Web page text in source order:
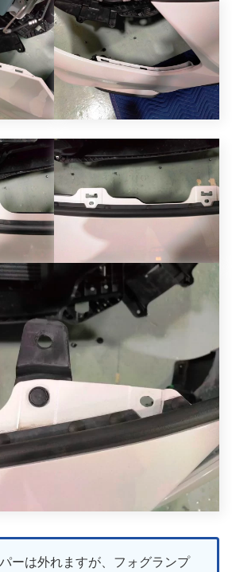
ーは外れますが、フォグランプ